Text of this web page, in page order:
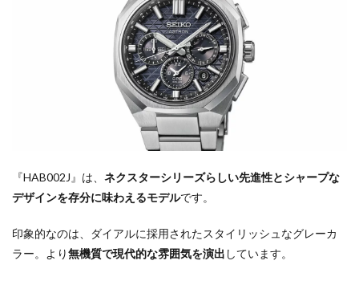
『HAB002J』は、 ネクスターシリーズらしい先進性とシャープな
デザインを存分に味わえるモデルです。
印象的なのは、ダイアルに採用されたスタイリッシュなグレーカ
ラー。より無機質で現代的な雰囲気を演出 しています。